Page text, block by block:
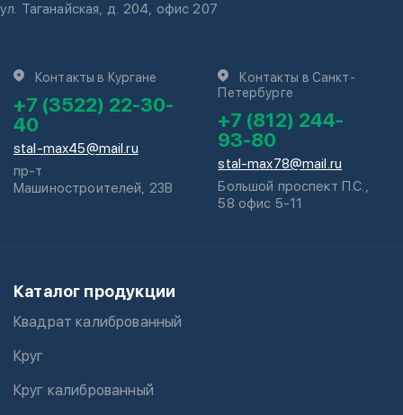
ул. Таганайская, д. 204, офис 207
Контакты в Кургане
+7 (3522) 22-30-
40
stal-max45@mail.ru
пр-т
Машиностроителей, 23В
Контакты в Санкт-
Петербурге
+7 (812) 244-
93-80
stal-max78@mail.ru
Большой проспект П.С.,
58 офис 5-11
Каталог продукции
Квадрат калиброванный
Круг
Круг калиброванный